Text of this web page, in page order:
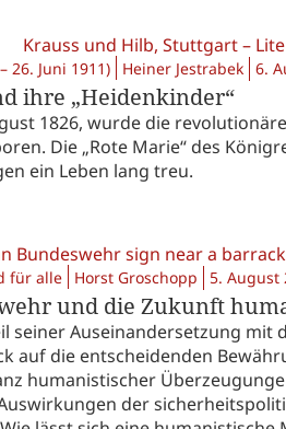
26. Juni 1911) Heiner Jestrabek 6.
ihre „Heidenkinder“
1826, wurde die
Die „Rote Marie“ des
ein Leben lang treu.
für alle Horst Groschopp 5. August
und die Zukunft
seiner Auseinandersetzung
auf die entscheidenden
humanistischer
der